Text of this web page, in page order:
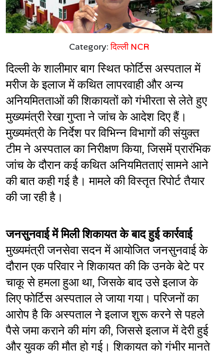
Category:दिल्ली NCR
दिल्ली के शालीमार बाग स्थित फोर्टिस अस्पताल में
मरीज के इलाज में कथित लापरवाही और अन्य
अनियमितताओं की शिकायतों को गंभीरता से लेते हुए
मुख्यमंत्री रेखा गुप्ता ने जांच के आदेश दिए हैं।
मुख्यमंत्री के निर्देश पर विभिन्न विभागों की संयुक्त
टीम ने अस्पताल का निरीक्षण किया, जिसमें प्रारंभिक
जांच के दौरान कई कथित अनियमितताएं सामने आने
की बात कही गई है। मामले की विस्तृत रिपोर्ट तैयार
की जा रही है।
जनसुनवाई में मिली शिकायत के बाद हुई कार्रवाई
मुख्यमंत्री जनसेवा सदन में आयोजित जनसुनवाई के
दौरान एक परिवार ने शिकायत की कि उनके बेटे पर
चाकू से हमला हुआ था, जिसके बाद उसे इलाज के
लिए फोर्टिस अस्पताल ले जाया गया। परिजनों का
आरोप है कि अस्पताल ने इलाज शुरू करने से पहले
पैसे जमा कराने की मांग की, जिससे इलाज में देरी हुई
और युवक की मौत हो गई। शिकायत को गंभीर मानते